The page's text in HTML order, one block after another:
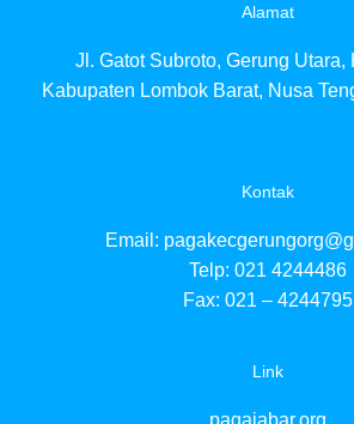
Alamat
Jl. Gatot Subroto, Gerung Utara,
Kabupaten Lombok Barat, Nusa
Kontak
Email:
Telp: 021 4244486
Fax: 021 – 4244795
Link
pagajabar.org